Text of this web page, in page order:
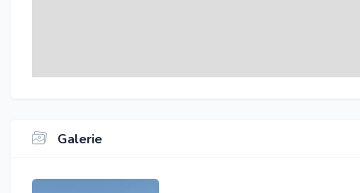
Galerie